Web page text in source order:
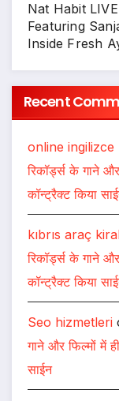
Nat Habit
Featuring
Inside Fresh
Recent
online
रिकॉर्ड्स के गाने
कॉन्ट्रैक्ट किया
kıbrıs araç
रिकॉर्ड्स के गाने
कॉन्ट्रैक्ट किया
Seo hizmetleri
गाने और फिल्मों में
साईन